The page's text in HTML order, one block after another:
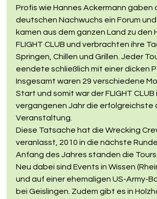
Profis wie Hannes Ackermann gaben
deutschen Nachwuchs ein Forum
kamen aus dem ganzen Land zu den
FLIGHT CLUB und verbrachten ihre
Springen, Chillen und Grillen. Jeder
eendete schließlich mit einer dicken
Insgesamt waren 29 verschiedene
Start und somit war der FLIGHT CLUB
vergangenen Jahr die erfolgreichste
Veranstaltung.
Diese Tatsache hat die Wrecking
veranlasst, 2010 in die nächste
Anfang des Jahres standen die
Neu dabei sind Events in Wissen
und auf einer ehemaligen US-Army-
bei Geislingen. Zudem gibt es in